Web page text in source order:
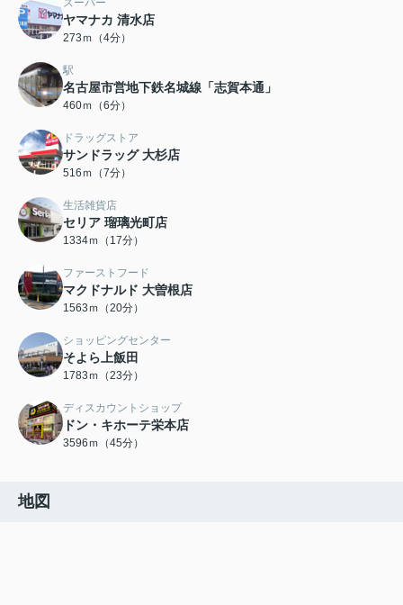
スーパー
ヤマナカ 清水店
273ｍ（4分）
駅
名古屋市営地下鉄名城線「志賀本通」
460ｍ（6分）
ドラッグストア
サンドラッグ 大杉店
516ｍ（7分）
生活雑貨店
セリア 瑠璃光町店
1334ｍ（17分）
ファーストフード
マクドナルド 大曽根店
1563ｍ（20分）
ショッピングセンター
そよら上飯田
1783ｍ（23分）
ディスカウントショップ
ドン・キホーテ栄本店
3596ｍ（45分）
地図